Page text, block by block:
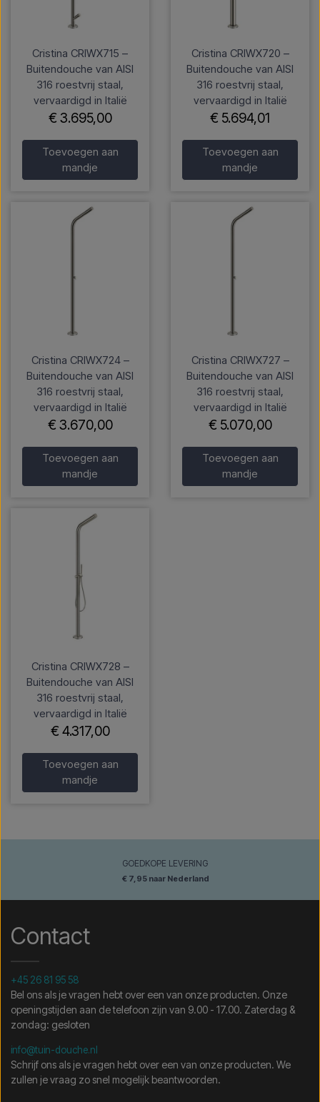
Cristina CRIWX715 –
Buitendouche van AISI
316 roestvrij staal,
vervaardigd in Italië
€ 3.695,00
Toevoegen aan
mandje
Cristina CRIWX720 –
Buitendouche van AISI
316 roestvrij staal,
vervaardigd in Italië
€ 5.694,01
Toevoegen aan
mandje
Cristina CRIWX724 –
Buitendouche van AISI
316 roestvrij staal,
vervaardigd in Italië
€ 3.670,00
Toevoegen aan
mandje
Cristina CRIWX727 –
Buitendouche van AISI
316 roestvrij staal,
vervaardigd in Italië
€ 5.070,00
Toevoegen aan
mandje
Cristina CRIWX728 –
Buitendouche van AISI
316 roestvrij staal,
vervaardigd in Italië
€ 4.317,00
Toevoegen aan
mandje
GOEDKOPE LEVERING
€ 7,95 naar Nederland
Contact
+45 26 81 95 58
Bel ons als je vragen hebt over een van onze producten. Onze
openingstijden aan de telefoon zijn van 9.00 - 17.00. Zaterdag &
zondag: gesloten
info@tuin-douche.nl
Schrijf ons als je vragen hebt over een van onze producten. We
zullen je vraag zo snel mogelijk beantwoorden.